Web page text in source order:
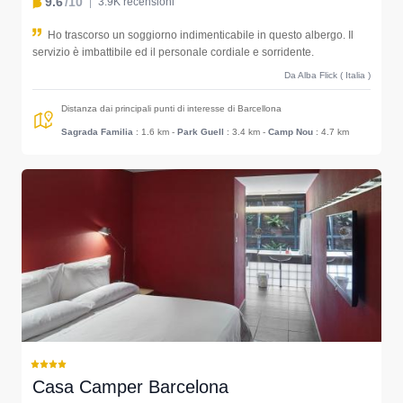
Ho trascorso un soggiorno indimenticabile in questo albergo. Il
servizio è imbattibile ed il personale cordiale e sorridente.
Da Alba Flick ( Italia )
Distanza dai principali punti di interesse di Barcellona
Sagrada Familia : 1.6 km - Park Guell : 3.4 km - Camp Nou : 4.7 km
Casa Camper Barcelona